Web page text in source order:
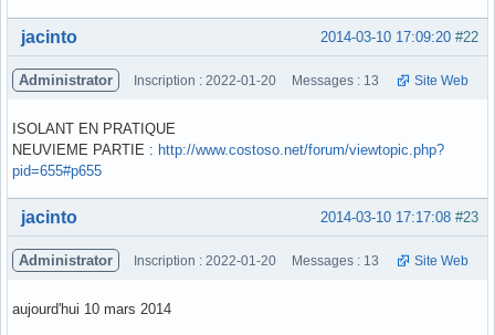
Hors ligne #22
2014-03-10 17:09:20
jacinto
Administrator Inscription : 2022-01-20 Messages : 13 Site Web
ISOLANT EN PRATIQUE
NEUVIEME PARTIE : http://www.costoso.net/forum/viewtopic.php?
pid=655#p655
Hors ligne #23
2014-03-10 17:17:08
jacinto
Administrator Inscription : 2022-01-20 Messages : 13 Site Web
aujourd'hui 10 mars 2014